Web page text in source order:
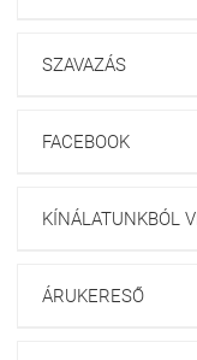
SZAVAZÁS
FACEBOOK
KÍNÁLATUNKBÓL
ÁRUKERESŐ